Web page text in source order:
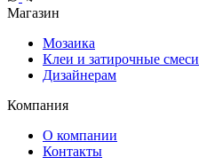
Магазин
Мозаика
Клеи и затирочные смеси
Дизайнерам
Компания
О компании
Контакты